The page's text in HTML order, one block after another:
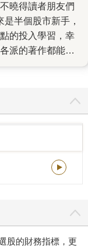
曉得讀者朋友們
半個股市新手，
的投入學習，幸
派的著作都能看
花時間去學習，
最終找到最符合自
不要聽信坊間謠
，大多是要拉你
程式…… 小編給新
竟自己的特質是
有興趣的加入，
收大師的智慧，
財的朋友組成小
股的財務指標，更